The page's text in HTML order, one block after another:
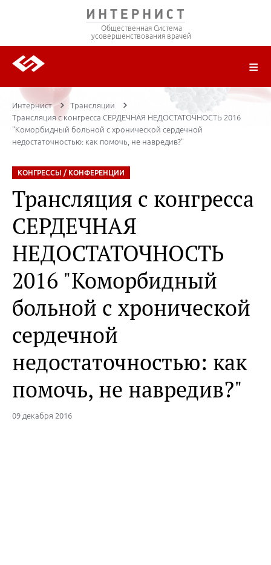
Общественная Система
усовершенствования врачей
ЦИКЛЫ ПЕРЕДАЧ
Интернист
Трансляции
Трансляция с конгресса СЕРДЕЧНАЯ НЕДОСТАТОЧНОСТЬ 2016
"Коморбидный больной с хронической сердечной
недостаточностью: как помочь, не навредив?"
КОНГРЕССЫ / КОНФЕРЕНЦИИ
Трансляция с конгресса
СЕРДЕЧНАЯ
НЕДОСТАТОЧНОСТЬ
2016 "Коморбидный
больной с хронической
сердечной
недостаточностью: как
помочь, не навредив?"
09 декабря 2016